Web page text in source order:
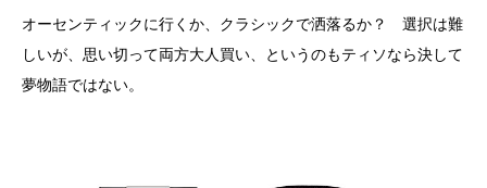
オーセンティックに行くか、クラシックで洒落るか？ 選択は難
しいが、思い切って両方大人買い、というのもティソなら決して
夢物語ではない。